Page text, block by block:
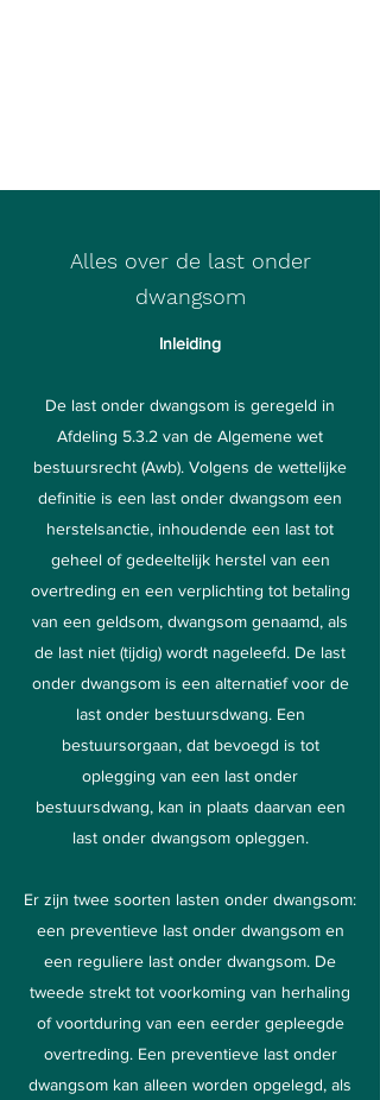
Alles over de last onder
dwangsom
Inleiding
De last onder dwangsom is geregeld in
Afdeling 5.3.2 van de Algemene wet
bestuursrecht (Awb). Volgens de wettelijke
definitie is een last onder dwangsom een
herstelsanctie, inhoudende een last tot
geheel of gedeeltelijk herstel van een
overtreding en een verplichting tot betaling
van een geldsom, dwangsom genaamd, als
de last niet (tijdig) wordt nageleefd. De last
onder dwangsom is een alternatief voor de
last onder bestuursdwang. Een
bestuursorgaan, dat bevoegd is tot
oplegging van een last onder
bestuursdwang, kan in plaats daarvan een
last onder dwangsom opleggen.
Er zijn twee soorten lasten onder dwangsom:
een preventieve last onder dwangsom en
een reguliere last onder dwangsom. De
tweede strekt tot voorkoming van herhaling
of voortduring van een eerder gepleegde
overtreding. Een preventieve last onder
dwangsom kan alleen worden opgelegd, als